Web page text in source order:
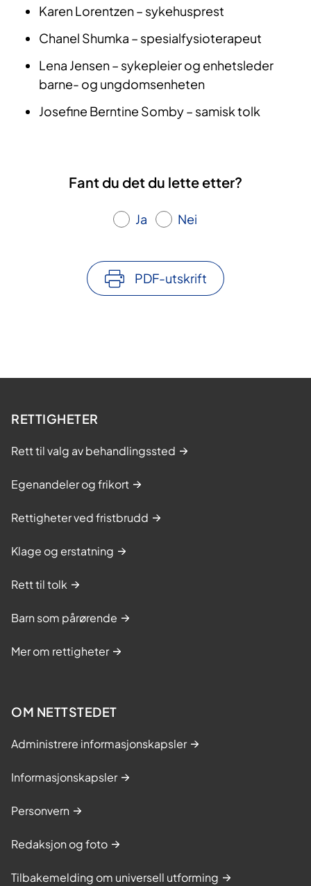
Karen Lorentzen – sykehusprest
Chanel Shumka – spesialfysioterapeut
Lena Jensen – sykepleier og enhetsleder
barne- og ungdomsenheten
Josefine Berntine Somby – samisk tolk
Fant du det du lette etter?
Ja Nei
PDF-utskrift
RETTIGHETER
Rett til valg av behandlingssted
Egenandeler og frikort
Rettigheter ved fristbrudd
Klage og erstatning
Rett til tolk
Barn som pårørende
Mer om rettigheter
OM NETTSTEDET
Administrere informasjonskapsler
Informasjonskapsler
Personvern
Redaksjon og foto
Tilbakemelding om universell utforming